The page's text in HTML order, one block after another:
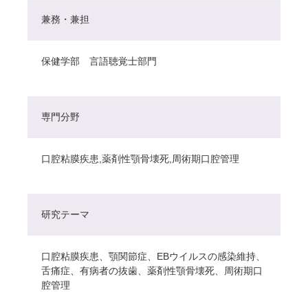
兼務・兼担
保健学部 言語聴覚士部門
専門分野
口腔粘膜疾患,薬剤性顎骨壊死,周術期口腔管理
研究テーマ
口腔粘膜疾患、顎関節症、EBウイルスの感染維持、
舌痛症、有病者の抜歯、薬剤性顎骨壊死、周術期口
腔管理